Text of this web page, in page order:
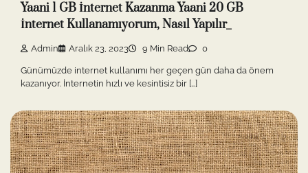
Yaani 1 GB İnternet Kazanma Yaani 20 GB
İnternet Kullanamıyorum, Nasıl Yapılır_
Admin Aralık 23, 2023 9 Min Read 0
Günümüzde internet kullanımı her geçen gün daha da önem
kazanıyor. İnternetin hızlı ve kesintisiz bir […]